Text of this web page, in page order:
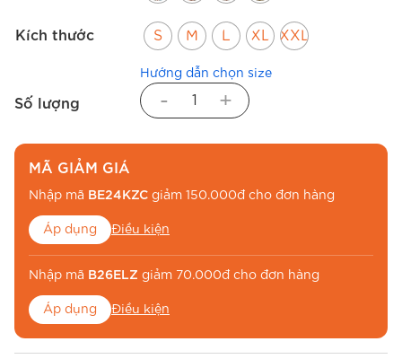
Kích thước S M L XL XXL
Số lượng - +
Hướng dẫn chọn size
MÃ GIẢM GIÁ
Nhập mã BE24KZC giảm 150.000đ cho đơn hàng
Áp dụng Điều kiện
Nhập mã B26ELZ giảm 70.000đ cho đơn hàng
Áp dụng Điều kiện
Nhập mãBE26MUAđể miễn phí vận chuyển